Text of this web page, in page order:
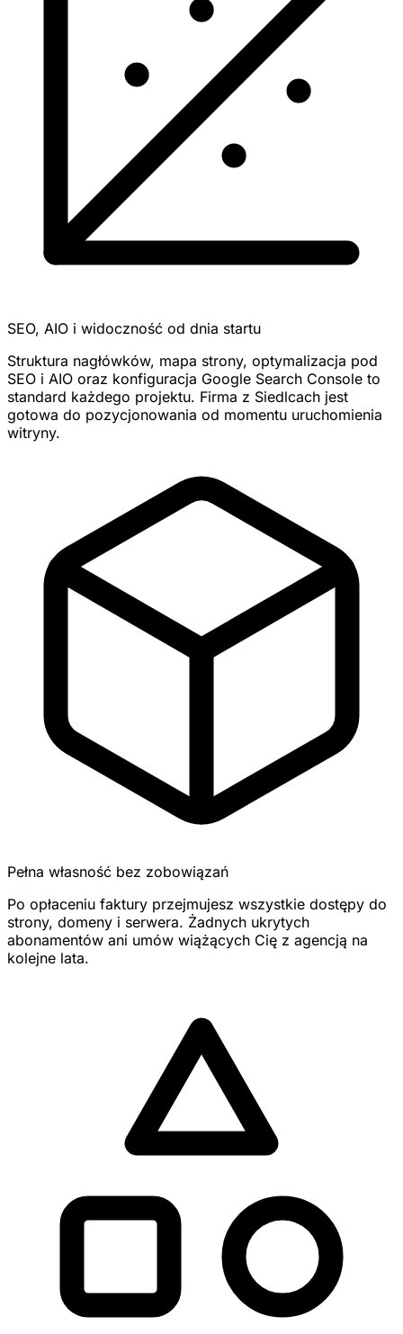
SEO, AIO i widoczność od dnia startu
Struktura nagłówków, mapa strony, optymalizacja pod
SEO i AIO oraz konfiguracja Google Search Console to
standard każdego projektu. Firma z Siedlcach jest
gotowa do pozycjonowania od momentu uruchomienia
witryny.
Pełna własność bez zobowiązań
Po opłaceniu faktury przejmujesz wszystkie dostępy do
strony, domeny i serwera. Żadnych ukrytych
abonamentów ani umów wiążących Cię z agencją na
kolejne lata.